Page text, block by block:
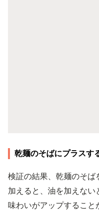
乾麺のそばにプラスす
検証の結果、乾麺のそば
加えると、油を加えな
味わいがアップするこ